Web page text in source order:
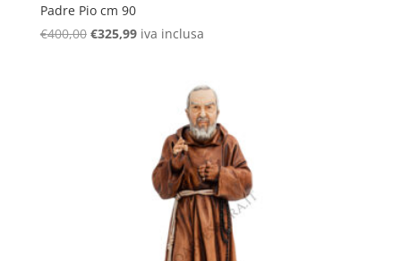
Padre Pio cm 90
€400,00 Il
€325,99Il
€325,99.
iva inclusa